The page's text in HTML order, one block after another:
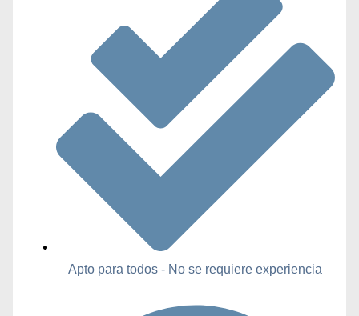
Apto para todos - No se requiere experiencia